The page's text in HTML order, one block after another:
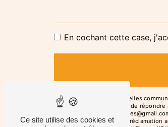
En cochant cette case,
** Les données personnelles
traitants dans le seul but de répondre
Pierre-d'Oléron
du droit d’introduire une réclamation
Ce site utilise des cookies et